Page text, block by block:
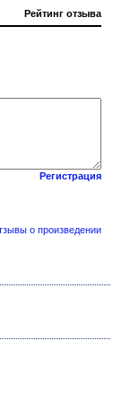
Рейтинг отзыва
Регистрация
о произведении